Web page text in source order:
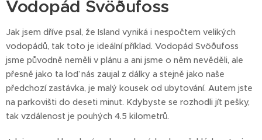
Vodopád Svöðufoss
Jak jsem dříve psal, že Island vyniká i nespočtem velikých
vodopádů, tak toto je ideální příklad. Vodopád Svöðufoss
jsme původně neměli v plánu a ani jsme o něm nevěděli, ale
přesně jako ta loď nás zaujal z dálky a stejně jako naše
předchozí zastávka, je malý kousek od ubytování. Autem jste
na parkovišti do deseti minut. Kdybyste se rozhodli jít pešky,
tak vzdálenost je pouhých 4.5 kilometrů.